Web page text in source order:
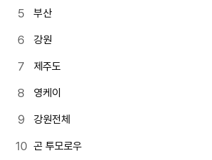
부산
강원
제주도
영케이
강원전체
곤 투모로우